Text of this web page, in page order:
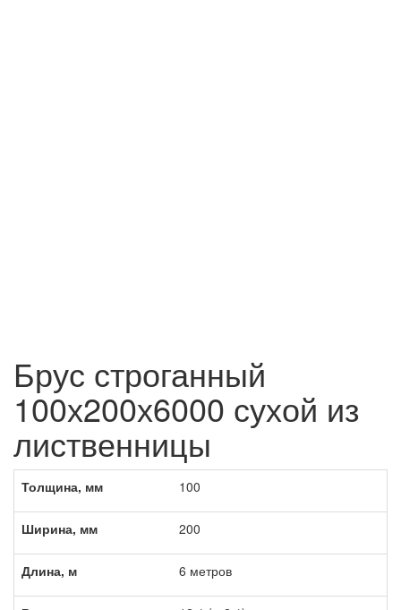
Брус строганный
100х200х6000 сухой из
лиственницы
Толщина, мм 100
Ширина, мм 200
Длина, м 6 метров